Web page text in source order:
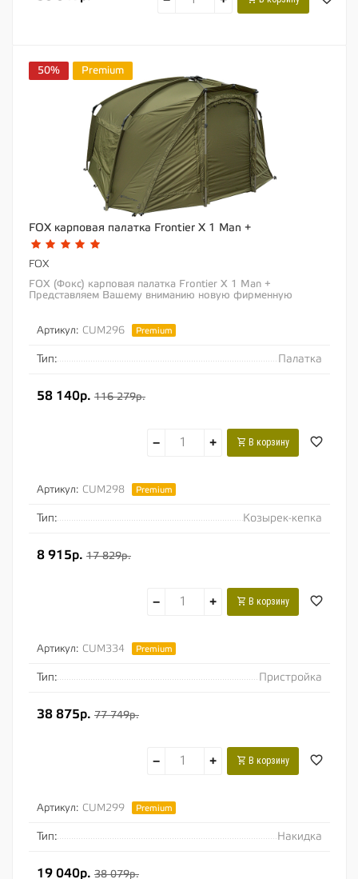
50% Premium
FOX карповая палатка Frontier X 1 Man +
FOX
FOX (Фокс) карповая палатка Frontier X 1 Man +
Представляем Вашему вниманию новую фирменную
Артикул: CUM296 Premium
Тип: Палатка
58 140р. 116 279р.
− + В корзину
Артикул: CUM298 Premium
Тип: Козырек-кепка
8 915р. 17 829р.
− + В корзину
Артикул: CUM334 Premium
Тип: Пристройка
38 875р. 77 749р.
− + В корзину
Артикул: CUM299 Premium
Тип: Накидка
19 040р. 38 079р.